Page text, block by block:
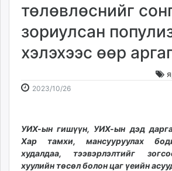
dorgio.mn
Gogo.mn
caak.mn
news.mn
Baabar.mn
mnb.mn
Livetv.mn
Eguur.mn
төлөвлөснийг
зориулсан
хэлэхээс өөр
2023/10/262023-
11:44:57
2026-
18:50:51
УИХ-ын гишүүн, УИХ-ын дэд
Хар тамхи, мансууруулах
худалдаа, тээвэрлэлтийг
хуулийн төсөл болон цаг үеийн